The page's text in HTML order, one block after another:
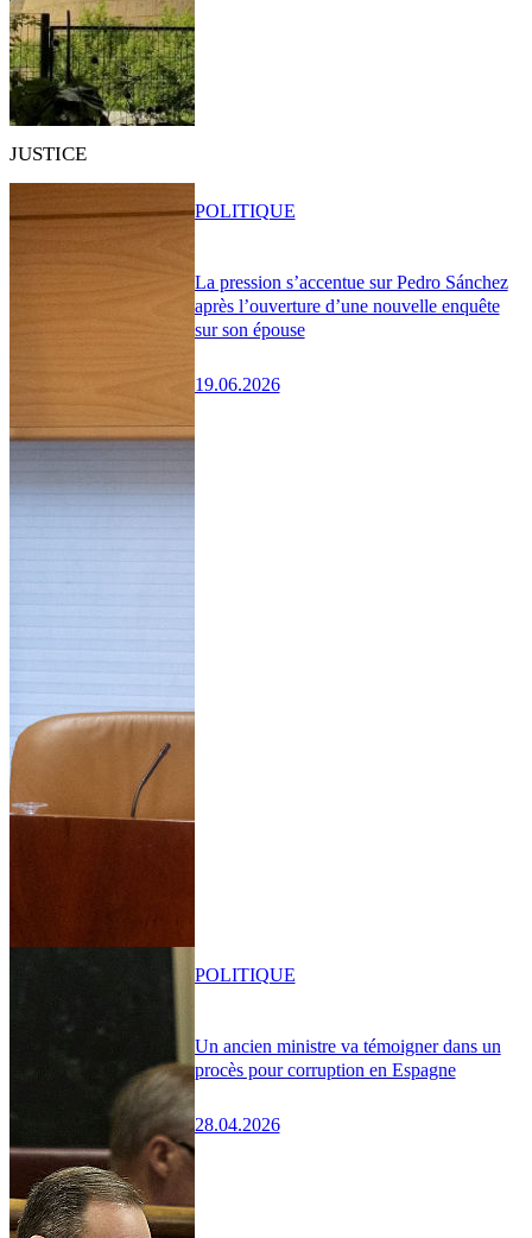
JUSTICE
La pression s’accentue sur Pedro Sánchez
après l’ouverture d’une nouvelle enquête
sur son épouse
19.06.2026
POLITIQUE
Un ancien ministre va témoigner dans un
procès pour corruption en Espagne
28.04.2026
POLITIQUE